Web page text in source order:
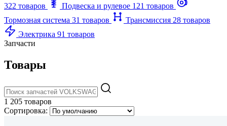
322 товаров
Подвеска и рулевое 121 товаров
Тормозная система 31 товаров Трансмиссия 28 товаров
Электрика 91 товаров
Запчасти
Товары
1 205 товаров
Сортировка: